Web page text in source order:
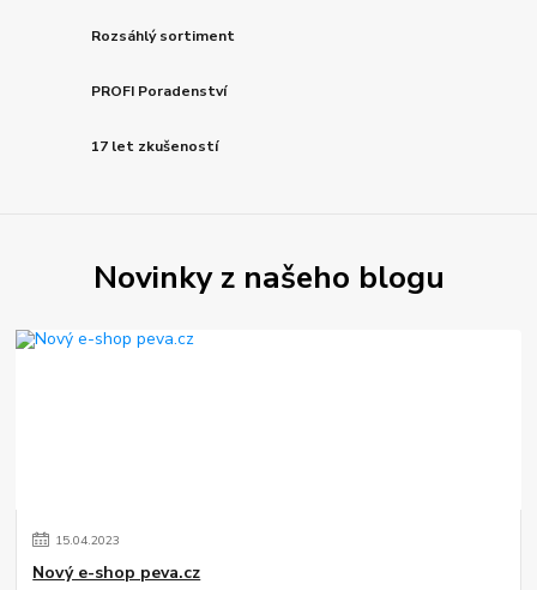
Rozsáhlý sortiment
PROFI Poradenství
17 let zkušeností
Novinky z našeho blogu
15.04.2023
Nový e-shop peva.cz